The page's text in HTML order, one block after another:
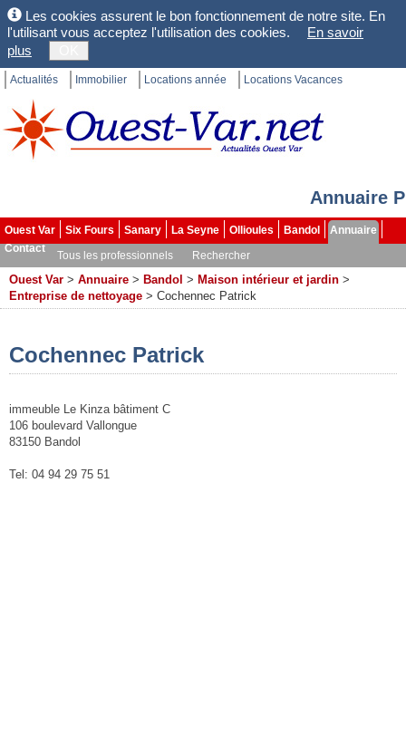
Les cookies assurent le bon fonctionnement de notre site. En
l'utilisant vous acceptez l'utilisation des cookies.
En savoir
plus
Actualités Immobilier Locations année Locations Vacances
Annuaire
Ouest Var Six Fours Sanary La Seyne Ollioules Bandol
Annuaire
Contact
Tous les professionnels Rechercher
Ouest Var > Annuaire > Bandol > Maison intérieur et jardin >
Entreprise de nettoyage > Cochennec Patrick
Cochennec Patrick
immeuble Le Kinza bâtiment C
106 boulevard Vallongue
83150 Bandol
Tel: 04 94 29 75 51